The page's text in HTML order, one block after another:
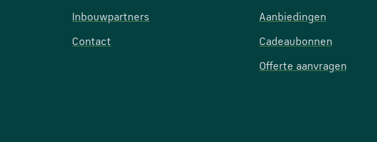
Inbouwpartners
Contact
Aanbiedingen
Cadeaubonnen
Offerte aanvragen